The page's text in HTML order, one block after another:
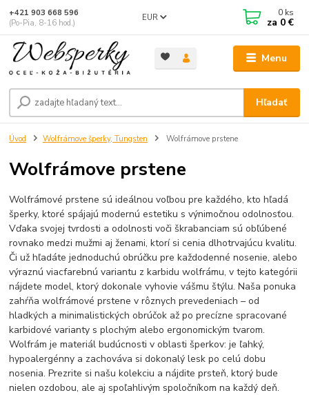
Menu
EUR
Hľadať
+421 903 668 596
(Po-Pia, 8-16 hod.)
0 ks
za 0 €
Úvod Wolfrámove šperky, Tungsten Wolfrámove prstene
Wolfrámove prstene
Wolfrámové prstene sú ideálnou voľbou pre každého, kto hľadá
šperky, ktoré spájajú modernú estetiku s výnimočnou odolnosťou.
Vďaka svojej tvrdosti a odolnosti voči škrabanciam sú obľúbené
rovnako medzi mužmi aj ženami, ktorí si cenia dlhotrvajúcu kvalitu.
Či už hľadáte jednoduchú obrúčku pre každodenné nosenie, alebo
výraznú viacfarebnú variantu z karbidu wolfrámu, v tejto kategórii
nájdete model, ktorý dokonale vyhovie vášmu štýlu. Naša ponuka
zahŕňa wolfrámové prstene v rôznych prevedeniach – od
hladkých a minimalistických obrúčok až po precízne spracované
karbidové varianty s plochým alebo ergonomickým tvarom.
Wolfrám je materiál budúcnosti v oblasti šperkov: je ľahký,
hypoalergénny a zachováva si dokonalý lesk po celú dobu
nosenia. Prezrite si našu kolekciu a nájdite prsteň, ktorý bude
nielen ozdobou, ale aj spoľahlivým spoločníkom na každý deň.